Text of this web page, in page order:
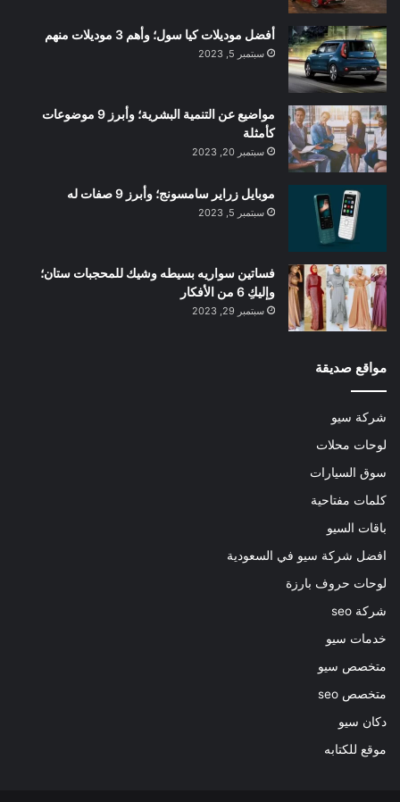
أفضل موديلات كيا سول؛ وأهم 3 موديلات منهم
سبتمبر 5, 2023
مواضيع عن التنمية البشرية؛ وأبرز 9 موضوعات
كأمثلة
سبتمبر 20, 2023
موبايل زراير سامسونج؛ وأبرز 9 صفات له
سبتمبر 5, 2023
فساتين سواريه بسيطه وشيك للمحجبات ستان؛
وإليكِ 6 من الأفكار
سبتمبر 29, 2023
مواقع صديقة
شركة سيو
لوحات محلات
سوق السيارات
كلمات مفتاحية
باقات السيو
افضل شركة سيو في السعودية
لوحات حروف بارزة
شركة seo
خدمات سيو
متخصص سيو
متخصص seo
دكان سيو
موقع للكتابه